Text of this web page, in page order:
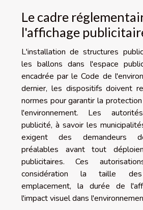
Le cadre
l'affichage
L'installation de structures
les ballons dans l'espace
encadrée par le Code de
dernier, les dispositifs doivent
normes pour garantir la
l'environnement. Les
publicité, à savoir les
exigent des demandeurs
préalables avant tout
publicitaires. Ces
considération la taille
emplacement, la durée de
l'impact visuel dans